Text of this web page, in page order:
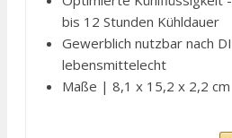
bis 12 Stunden Kühldauer
Gewerblich nutzbar nach
lebensmittelecht
Maße | 8,1 x 15,2 x 2,2 cm